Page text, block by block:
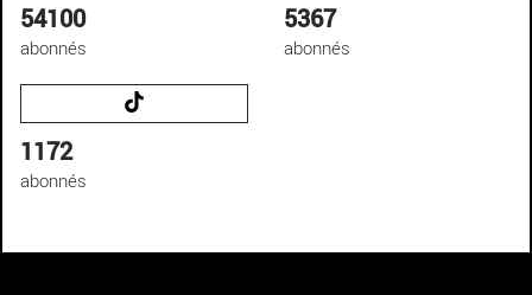
54100
abonnés
5367
abonnés
1172
abonnés